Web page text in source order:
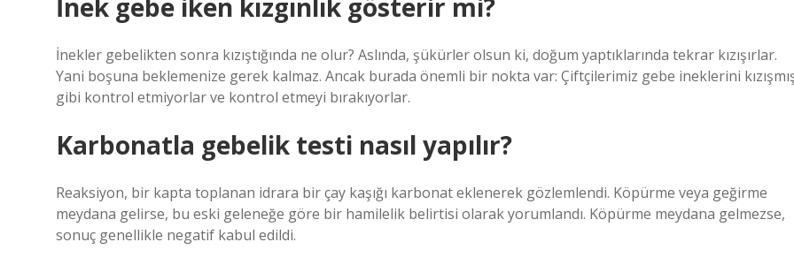
İnek gebe iken kızgınlık gösterir mi?
İnekler gebelikten sonra kızıştığında ne olur? Aslında, şükürler olsun ki, doğum yaptıklarında tekrar kızışırlar.
Yani boşuna beklemenize gerek kalmaz. Ancak burada önemli bir nokta var: Çiftçilerimiz gebe ineklerini
gibi kontrol etmiyorlar ve kontrol etmeyi bırakıyorlar.
Karbonatla gebelik testi nasıl yapılır?
Reaksiyon, bir kapta toplanan idrara bir çay kaşığı karbonat eklenerek gözlemlendi. Köpürme veya geğirme
meydana gelirse, bu eski geleneğe göre bir hamilelik belirtisi olarak yorumlandı. Köpürme meydana gelmezse,
sonuç genellikle negatif kabul edildi.